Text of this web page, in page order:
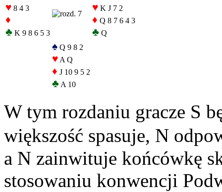
♥ 8 4 3
♦
♣ K 9 8 6 5 3
♥ K J 7 2
♦ Q 8 7 6 4 3
♣ Q
♠ Q 9 8 2
♥ A Q
♦ J 10 9 5 2
♣ A 10
W tym rozdaniu gracze S
większość spasuje, N
a N zainwituje końcówkę
stosowaniu konwencji